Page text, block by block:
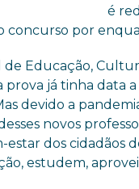
é
concurso por
Educação,
já tinha data
devido a
novos
estar dos cidadãos
estudem,